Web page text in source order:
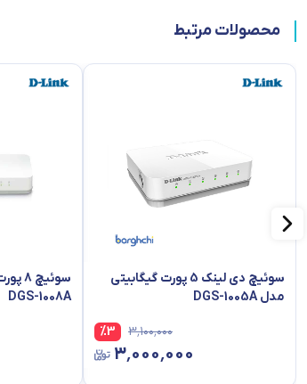
and
10/100 Base-TX Ports
16
(میلی متر)
محصولات مرتبط
سوئیچ دی لینک 5 پورت گیگابیتی
مدل DGS-1005A
۳٬۱۰۰٬۰۰۰ %3
۳٬۰۰۰٬۰۰۰
DGS-1008A